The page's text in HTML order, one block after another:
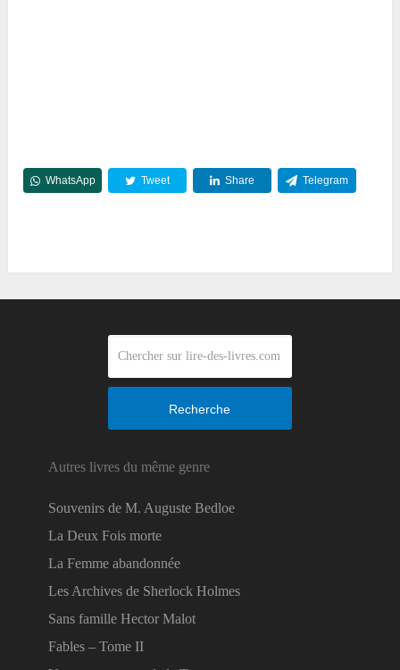
WhatsApp Tweet Share Telegram
Recherche
Autres livres du même genre
Souvenirs de M. Auguste Bedloe
La Deux Fois morte
La Femme abandonnée
Les Archives de Sherlock Holmes
Sans famille Hector Malot
Fables – Tome II